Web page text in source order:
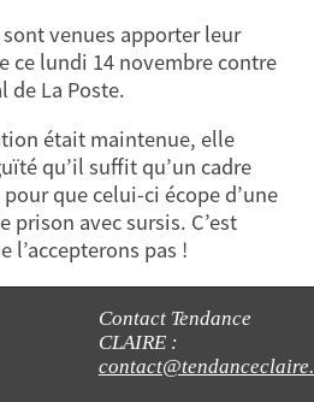
venues apporter leur
ce lundi 14 novembre contre
de La Poste.
était maintenue, elle
qu’il suffit qu’un cadre
que celui-ci écope d’une
prison avec sursis. C’est
­l’accepterons pas !
Contact Tendance
CLAIRE :